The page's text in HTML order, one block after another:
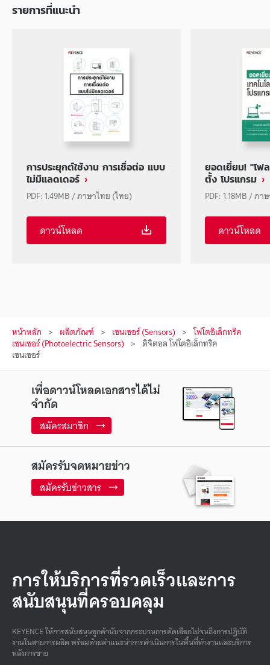
รายการที่แนะนำ
การประยุกต์ใช้งาน การเชื่อต่อ แบบ
ไม่มีแลดเดอร์
PDF: 1.49MB / ภาษาไทย (ไทย)
ดาวน์โหลด
ยอดเยี่ยม! "โฟ
ตั้ง โปรแกรม
PDF: 1.18MB / ภ
ดาวน์โหลด
หน้าหลัก ผลิตภัณฑ์ เซนเซอร์ (Sensors) โฟโตอิเล็กทริค
เซนเซอร์ (Photoelectric Sensors) ดิจิตอล โฟโตอิเล็กทริค
เซนเซอร์
เพื่อดาวน์โหลดเอกสารได้ไม่
จำกัด
สมัครสมาชิก
สมัครรับจดหมายข่าว
สมัครรับข่าวสาร
การให้บริการที่รวดเร็วและการ
สนับสนุนที่ครอบคลุม
KEYENCE ให้การสนับสนุนลูกค้านับจากกระบวนการคัดเลือกไปจนถึงการปฏิบัติ
งานในสายการผลิต พร้อมด้วยคําแนะนําการดําเนินการในพื้นที่ทํางานและบริการ
หลังการขาย